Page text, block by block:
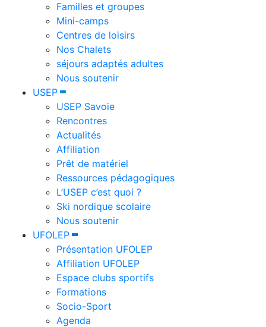
Familles et groupes
Mini-camps
Centres de loisirs
Nos Chalets
séjours adaptés adultes
Nous soutenir
USEP
USEP Savoie
Rencontres
Actualités
Affiliation
Prêt de matériel
Ressources pédagogiques
L’USEP c’est quoi ?
Ski nordique scolaire
Nous soutenir
UFOLEP
Présentation UFOLEP
Affiliation UFOLEP
Espace clubs sportifs
Formations
Socio-Sport
Agenda